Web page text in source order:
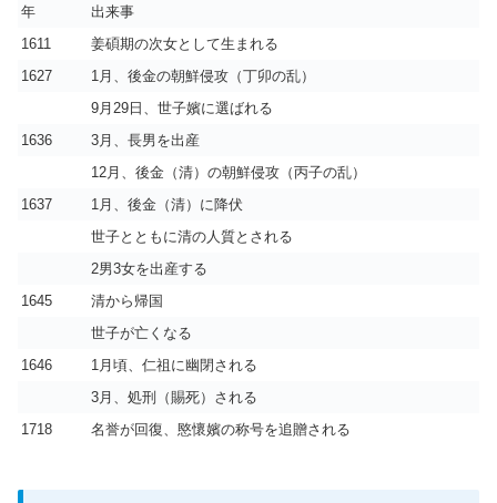
年
出来事
1611
姜碩期の次女として生まれる
1627
1月、後金の朝鮮侵攻（丁卯の乱）
9月29日、世子嬪に選ばれる
1636
3月、長男を出産
12月、後金（清）の朝鮮侵攻（丙子の乱）
1637
1月、後金（清）に降伏
世子とともに清の人質とされる
2男3女を出産する
1645
清から帰国
世子が亡くなる
1646
1月頃、仁祖に幽閉される
3月、処刑（賜死）される
1718
名誉が回復、愍懷嬪の称号を追贈される